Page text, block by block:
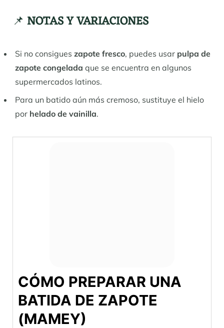
📌NOTAS Y VARIACIONES
Si no consigues zapote fresco, puedes usar pulpa de
zapote congelada que se encuentra en algunos
supermercados latinos.
Para un batido aún más cremoso, sustituye el hielo
por helado de vainilla.
CÓMO PREPARAR UNA
BATIDA DE ZAPOTE
(MAMEY)